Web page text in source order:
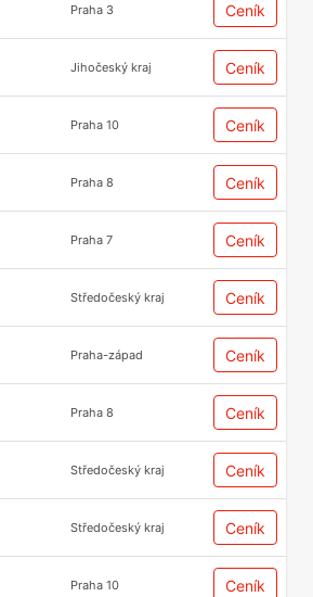
Praha 3 Ceník
Jihočeský kraj Ceník
Praha 10 Ceník
Praha 8 Ceník
Praha 7 Ceník
Středočeský kraj Ceník
Praha-západ Ceník
Praha 8 Ceník
Středočeský kraj Ceník
Středočeský kraj Ceník
Praha 10 Ceník